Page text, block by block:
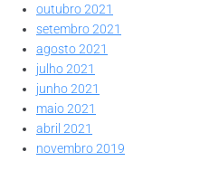
outubro 2021
setembro 2021
agosto 2021
julho 2021
junho 2021
maio 2021
abril 2021
novembro 2019